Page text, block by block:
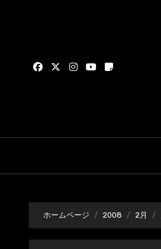
ホームページ 2008 2月